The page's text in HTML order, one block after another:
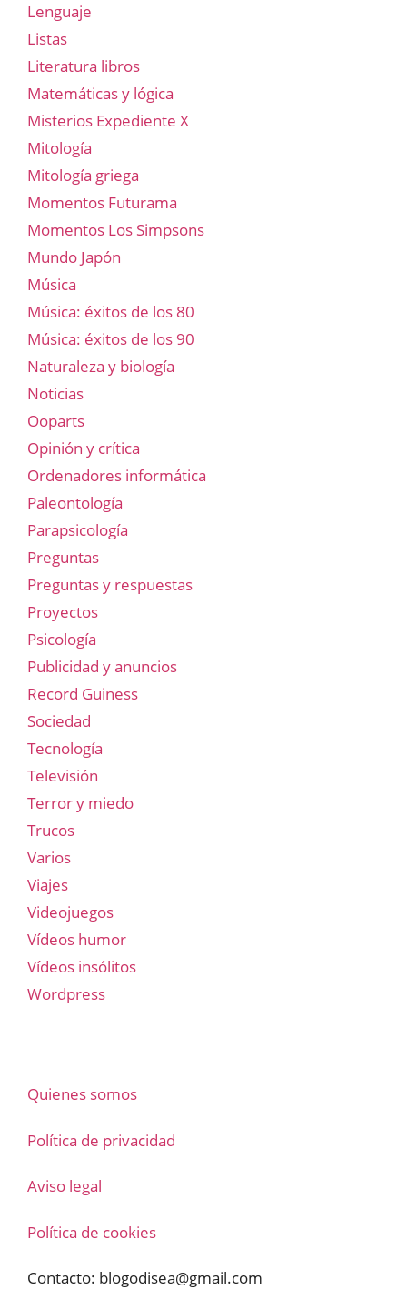
Lenguaje
Listas
Literatura libros
Matemáticas y lógica
Misterios Expediente X
Mitología
Mitología griega
Momentos Futurama
Momentos Los Simpsons
Mundo Japón
Música
Música: éxitos de los 80
Música: éxitos de los 90
Naturaleza y biología
Noticias
Ooparts
Opinión y crítica
Ordenadores informática
Paleontología
Parapsicología
Preguntas
Preguntas y respuestas
Proyectos
Psicología
Publicidad y anuncios
Record Guiness
Sociedad
Tecnología
Televisión
Terror y miedo
Trucos
Varios
Viajes
Videojuegos
Vídeos humor
Vídeos insólitos
Wordpress
Quienes somos
Política de privacidad
Aviso legal
Política de cookies
Contacto: blogodisea@gmail.com